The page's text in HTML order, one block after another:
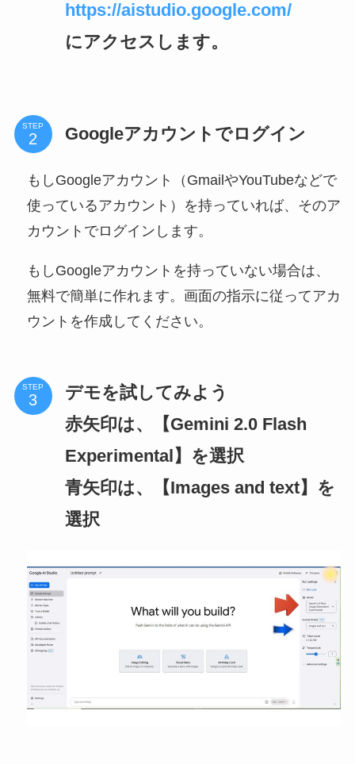
https://aistudio.google.com/
にアクセスします。
STEP Googleアカウントでログイン
もしGoogleアカウント（GmailやYouTubeなどで
使っているアカウント）を持っていれば、そのア
カウントでログインします。
もしGoogleアカウントを持っていない場合は、
無料で簡単に作れます。画面の指示に従ってアカ
ウントを作成してください。
STEP
デモを試してみよう
赤矢印は、【Gemini 2.0 Flash
Experimental】を選択
青矢印は、【Images and text】を
選択